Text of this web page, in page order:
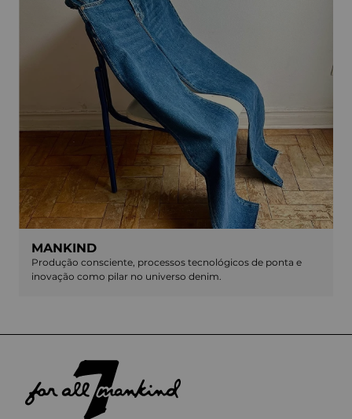
MANKIND
Produção consciente, processos tecnológicos de ponta e
inovação como pilar no universo denim.